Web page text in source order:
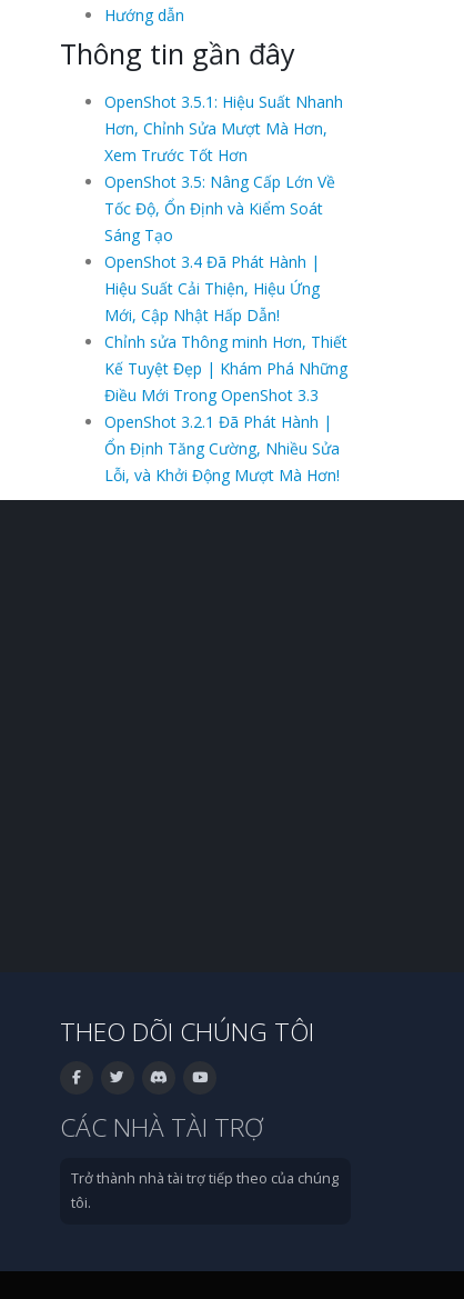
Hướng dẫn
Thông tin gần đây
OpenShot 3.5.1: Hiệu Suất Nhanh
Hơn, Chỉnh Sửa Mượt Mà Hơn,
Xem Trước Tốt Hơn
OpenShot 3.5: Nâng Cấp Lớn Về
Tốc Độ, Ổn Định và Kiểm Soát
Sáng Tạo
OpenShot 3.4 Đã Phát Hành |
Hiệu Suất Cải Thiện, Hiệu Ứng
Mới, Cập Nhật Hấp Dẫn!
Chỉnh sửa Thông minh Hơn, Thiết
Kế Tuyệt Đẹp | Khám Phá Những
Điều Mới Trong OpenShot 3.3
OpenShot 3.2.1 Đã Phát Hành |
Ổn Định Tăng Cường, Nhiều Sửa
Lỗi, và Khởi Động Mượt Mà Hơn!
THEO DÕI CHÚNG TÔI
CÁC NHÀ TÀI TRỢ
Trở thành nhà tài trợ tiếp theo của chúng
tôi.